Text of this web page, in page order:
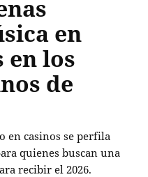
en
en los
de
en casinos se perfila
quienes buscan una
recibir el 2026.